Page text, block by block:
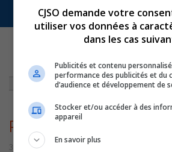
ACCUEIL SPORTS» LNAH: IL Y AURA SEPT
Pélo – LNAH à 7
30 août 2016 | Par Journaliste CJSO
CJSO demande votre
utiliser vos données à
dans les cas
Publicités et contenu
performance des publicités et du
d’audience et développement de
Stocker et/ou accéder à des
appareil
En savoir plus